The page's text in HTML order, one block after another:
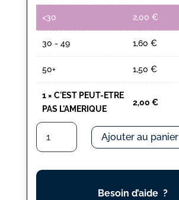
<30 2,00 €
30 - 49 1,60 €
50+ 1,50 €
1× C'EST PEUT-ETRE
PAS L'AMERIQUE
2,00 €
quantité
C'EST
PEUT-
Ajouter au panier
Besoin d’aide ?